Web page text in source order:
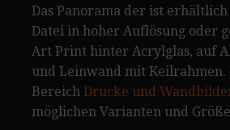
Das Panorama der ist
Datei in hoher Auflösung oder
Art Print hinter Acrylglas, auf
und Leinwand mit Keilrahmen.
Bereich Drucke und
möglichen Varianten und